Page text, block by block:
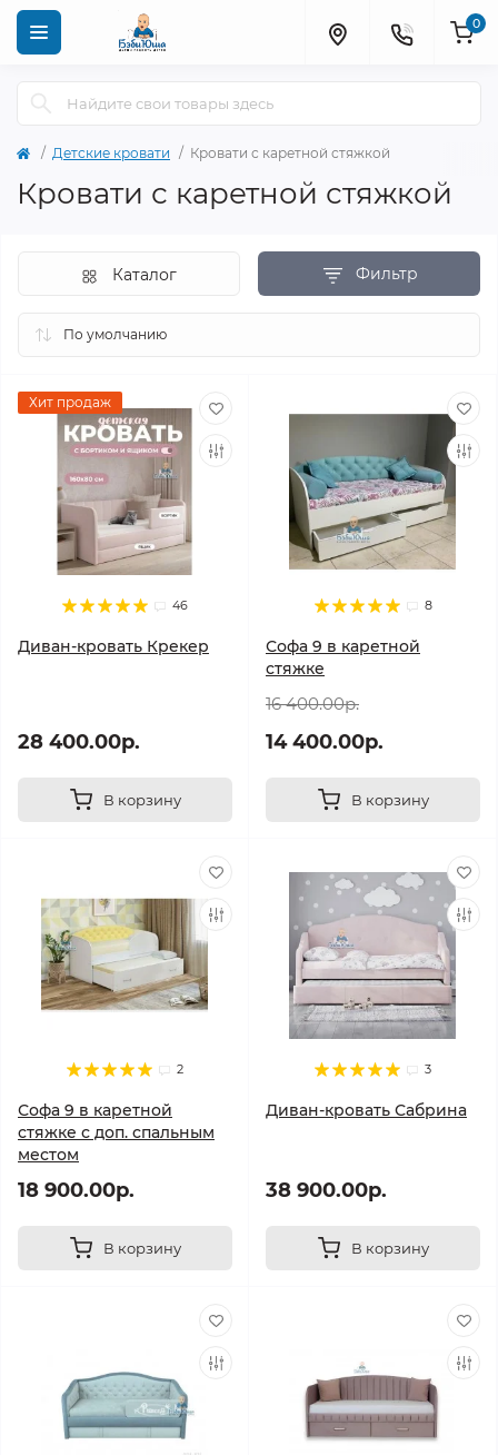
0
Детские кровати Кровати с каретной стяжкой
Кровати с каретной стяжкой
Фильтр
Каталог
Хит продаж
46
Диван-кровать Крекер
28 400.00р.
В корзину
8
Софа 9 в каретной
стяжке
16 400.00р.
14 400.00р.
В корзину
2
Софа 9 в каретной
стяжке с доп. спальным
местом
18 900.00р.
В корзину
3
Диван-кровать Сабрина
38 900.00р.
В корзину